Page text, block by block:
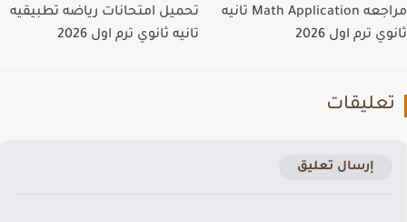
مراجعه Math Application تانيه
ترم اول 2026
تحميل امتحانات رياضه تطبيقيه
تانيه ثانوي ترم اول 2026
إرسال تعليق